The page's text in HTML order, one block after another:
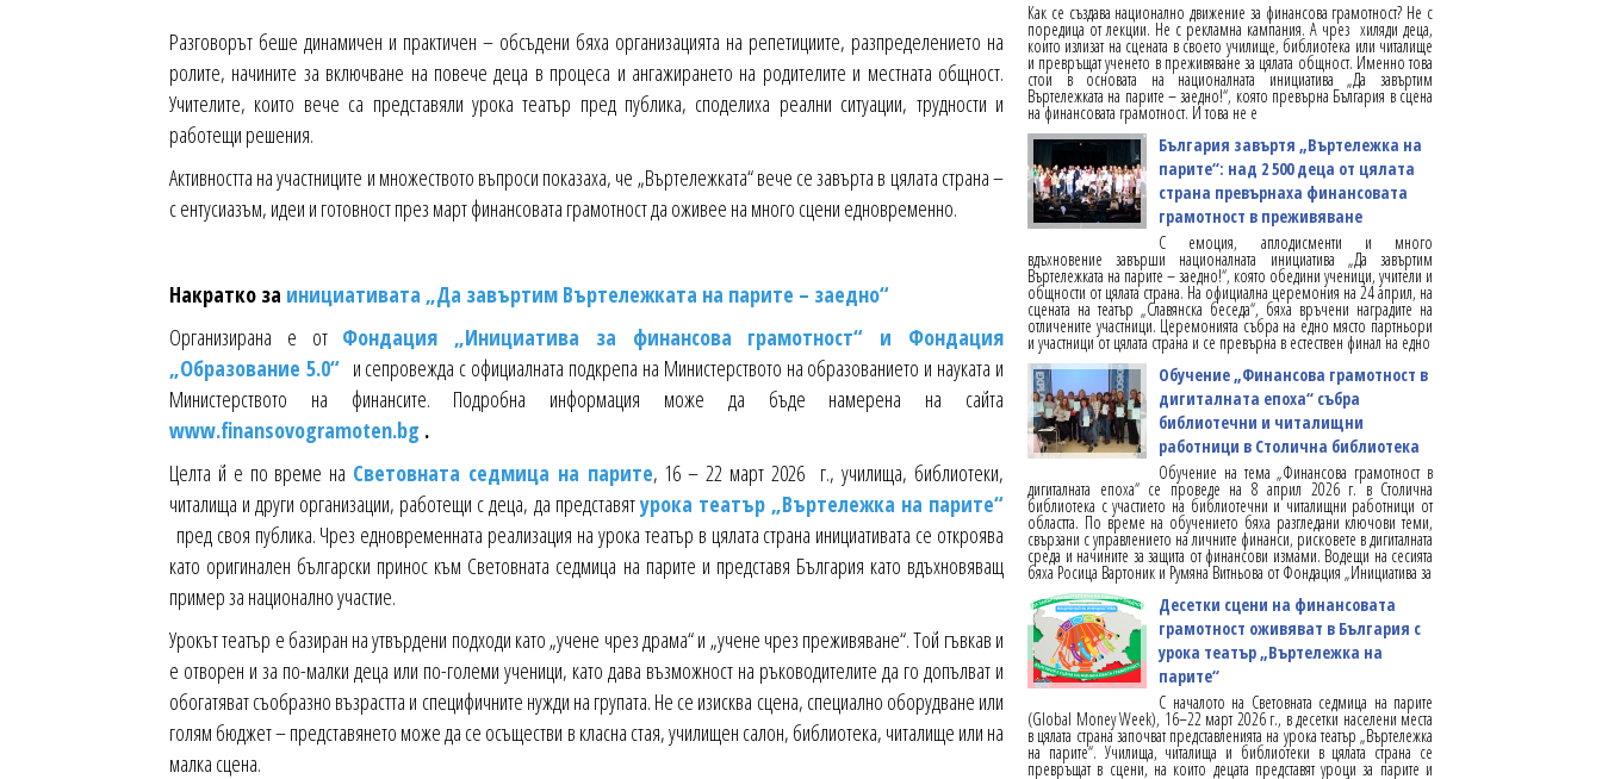
Разговорът беше динамичен и практичен – обсъдени бяха организацията на репетициите, разпределението на
ролите, начините за включване на повече деца в процеса и ангажирането на родителите и местната общност.
Учителите, които вече са представяли урока театър пред публика, споделиха реални ситуации, трудности и
работещи решения.
Активността на участниците и множеството въпроси показаха, че „Въртележката“ вече се завърта в цялата страна –
с ентусиазъм, идеи и готовност през март финансовата грамотност да оживее на много сцени едновременно.
Накратко за инициативата „Да завъртим Въртележката на парите – заедно“
Организирана е от Фондация „Инициатива за финансова грамотност“ и Фондация
„Образование 5.0“ и сепровежда с официалната подкрепа на Министерството на образованието и науката и
Министерството на финансите. Подробна информация може да бъде намерена на сайта
www.finansovogramoten.bg .
Целта й е по време на Световната седмица на парите, 16 – 22 март 2026 г., училища, библиотеки,
читалища и други организации, работещи с деца, да представятурока театър „Въртележка на парите“
пред своя публика. Чрез едновременната реализация на урока театър в цялата страна инициативата се откроява
като оригинален български принос към Световната седмица на парите и представя България като вдъхновяващ
пример за национално участие.
Урокът театър е базиран на утвърдени подходи като „учене чрез драма“ и „учене чрез преживяване“. Той гъвкав и
е отворен и за по-малки деца или по-големи ученици, като дава възможност на ръководителите да го допълват и
обогатяват съобразно възрастта и специфичните нужди на групата. Не се изисква сцена, специално оборудване или
голям бюджет – представянето може да се осъществи в класна стая, училищен салон, библиотека, читалище или на
малка сцена.
Как се създава национално движение за финансова грамотност? Не с
поредица от лекции. Не с рекламна кампания. А чрез хиляди деца,
които излизат на сцената в своето училище, библиотека или читалище
и превръщат ученето в преживяване за цялата общност. Именно това
стои в основата на националната инициатива „Да завъртим
Въртележката на парите – заедно!“, която превърна България в сцена
на финансовата грамотност. И това не е
България завъртя „Въртележка на
парите“: над 2 500 деца от цялата
страна превърнаха финансовата
грамотност в преживяване
С емоция, аплодисменти и много
вдъхновение завърши националната инициатива „Да завъртим
Въртележката на парите – заедно!“, която обедини ученици, учители и
общности от цялата страна. На официална церемония на 24 април, на
сцената на театър „Славянска беседа“, бяха връчени наградите на
отличените участници. Церемонията събра на едно място партньори
и участници от цялата страна и се превърна в естествен финал на едно
Обучение „Финансова грамотност в
дигиталната епоха“ събра
библиотечни и читалищни
работници в Столична библиотека
Обучение на тема „Финансова грамотност в
дигиталната епоха“ се проведе на 8 април 2026 г. в Столична
библиотека с участието на библиотечни и читалищни работници от
областта. По време на обучението бяха разгледани ключови теми,
свързани с управлението на личните финанси, рисковете в дигиталната
среда и начините за защита от финансови измами. Водещи на сесията
бяха Росица Вартоник и Румяна Витньова от Фондация „Инициатива за
Десетки сцени на финансовата
грамотност оживяват в България с
урока театър „Въртележка на
парите“
С началото на Световната седмица на парите
(Global Money Week), 16–22 март 2026 г., в десетки населени места
в цялата страна започват представленията на урока театър „Въртележка
на парите“. Училища, читалища и библиотеки в цялата страна се
превръщат в сцени, на които децата представят уроци за парите и